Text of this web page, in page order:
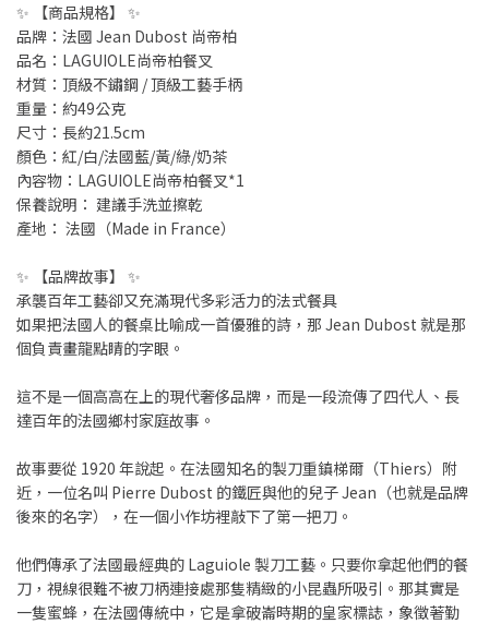
✨ 【商品規格】 ✨
品牌：法國 Jean Dubost 尚帝柏
品名：LAGUIOLE尚帝柏餐叉
材質：頂級不鏽鋼 / 頂級工藝手柄
重量：約49公克
尺寸：長約21.5cm
顏色：紅/白/法國藍/黃/綠/奶茶
內容物：LAGUIOLE尚帝柏餐叉*1
保養說明： 建議手洗並擦乾
產地： 法國（Made in France）
✨ 【品牌故事】 ✨
承襲百年工藝卻又充滿現代多彩活力的法式餐具
如果把法國人的餐桌比喻成一首優雅的詩，那 Jean Dubost 就是那
個負責畫龍點睛的字眼。
這不是一個高高在上的現代奢侈品牌，而是一段流傳了四代人、長
達百年的法國鄉村家庭故事。
故事要從 1920 年說起。在法國知名的製刀重鎮梯爾（Thiers）附
近，一位名叫 Pierre Dubost 的鐵匠與他的兒子 Jean（也就是品牌
後來的名字），在一個小作坊裡敲下了第一把刀。
他們傳承了法國最經典的 Laguiole 製刀工藝。只要你拿起他們的餐
刀，視線很難不被刀柄連接處那隻精緻的小昆蟲所吸引。那其實是
一隻蜜蜂，在法國傳統中，它是拿破崙時期的皇家標誌，象徵著勤